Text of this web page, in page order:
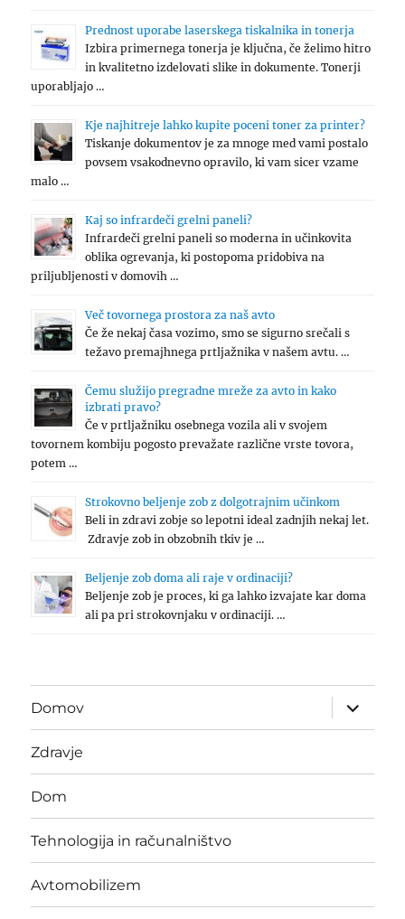
Prednost uporabe laserskega tiskalnika in tonerja
Izbira primernega tonerja je ključna, če želimo hitro
in kvalitetno izdelovati slike in dokumente. Tonerji
uporabljajo …
Kje najhitreje lahko kupite poceni toner za printer?
Tiskanje dokumentov je za mnoge med vami postalo
povsem vsakodnevno opravilo, ki vam sicer vzame
malo …
Kaj so infrardeči grelni paneli?
Infrardeči grelni paneli so moderna in učinkovita
oblika ogrevanja, ki postopoma pridobiva na
priljubljenosti v domovih …
Več tovornega prostora za naš avto
Če že nekaj časa vozimo, smo se sigurno srečali s
težavo premajhnega prtljažnika v našem avtu. …
Čemu služijo pregradne mreže za avto in kako
izbrati pravo?
Če v prtljažniku osebnega vozila ali v svojem
tovornem kombiju pogosto prevažate različne vrste tovora,
potem …
Strokovno beljenje zob z dolgotrajnim učinkom
Beli in zdravi zobje so lepotni ideal zadnjih nekaj let.
Zdravje zob in obzobnih tkiv je …
Beljenje zob doma ali raje v ordinaciji?
Beljenje zob je proces, ki ga lahko izvajate kar doma
ali pa pri strokovnjaku v ordinaciji. …
Domov
expand
child
menu
Zdravje
Dom
Tehnologija in računalništvo
Avtomobilizem